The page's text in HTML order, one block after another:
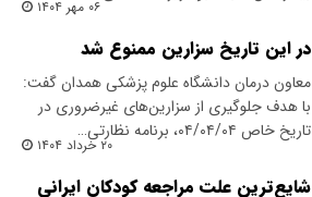
۰۶ مهر ۱۴۰۴
در این تاریخ سزارین ممنوع شد
معاون درمان دانشگاه علوم پزشکی همدان گفت:
با هدف جلوگیری از سزارین‌های غیرضروری در
تاریخ خاص ۰۴/۰۴/۰۴، برنامه‌ نظارتی…
۲۰ خرداد ۱۴۰۴
شایع‌ترین علت مراجعه کودکان ایرانی